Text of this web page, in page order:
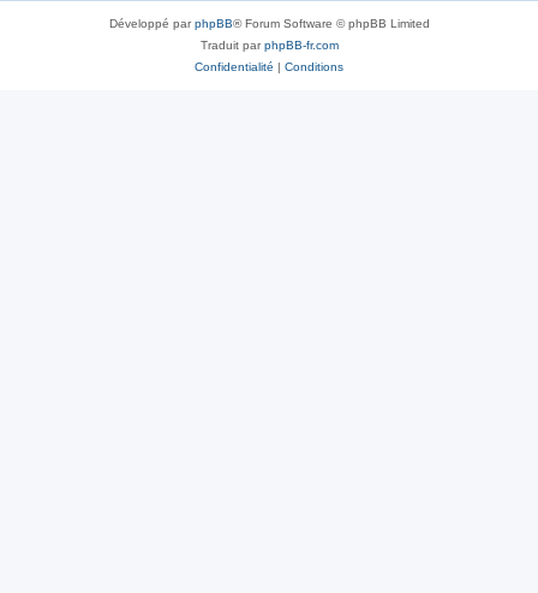
Développé parphpBB® Forum Software © phpBB Limited
Traduit parphpBB-fr.com
Confidentialité | Conditions